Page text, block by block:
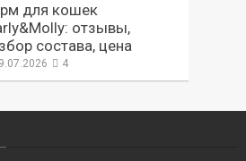
для кошек
отзывы,
состава, цена
4